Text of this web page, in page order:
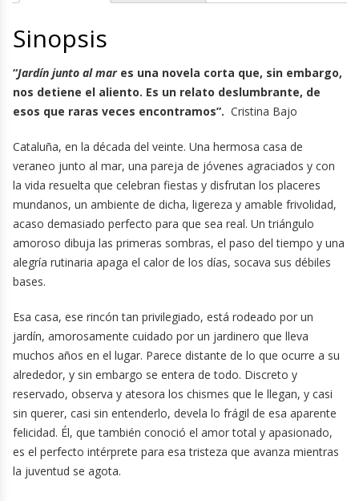
Sinopsis
“Jardín junto al mares una novela corta que, sin embargo,
nos detiene el aliento. Es un relato deslumbrante, de
esos que raras veces encontramos”. Cristina Bajo
Cataluña, en la década del veinte. Una hermosa casa de
veraneo junto al mar, una pareja de jóvenes agraciados y con
la vida resuelta que celebran fiestas y disfrutan los placeres
mundanos, un ambiente de dicha, ligereza y amable frivolidad,
acaso demasiado perfecto para que sea real. Un triángulo
amoroso dibuja las primeras sombras, el paso del tiempo y una
alegría rutinaria apaga el calor de los días, socava sus débiles
bases.
Esa casa, ese rincón tan privilegiado, está rodeado por un
jardín, amorosamente cuidado por un jardinero que lleva
muchos años en el lugar. Parece distante de lo que ocurre a su
alrededor, y sin embargo se entera de todo. Discreto y
reservado, observa y atesora los chismes que le llegan, y casi
sin querer, casi sin entenderlo, devela lo frágil de esa aparente
felicidad. Él, que también conoció el amor total y apasionado,
es el perfecto intérprete para esa tristeza que avanza mientras
la juventud se agota.